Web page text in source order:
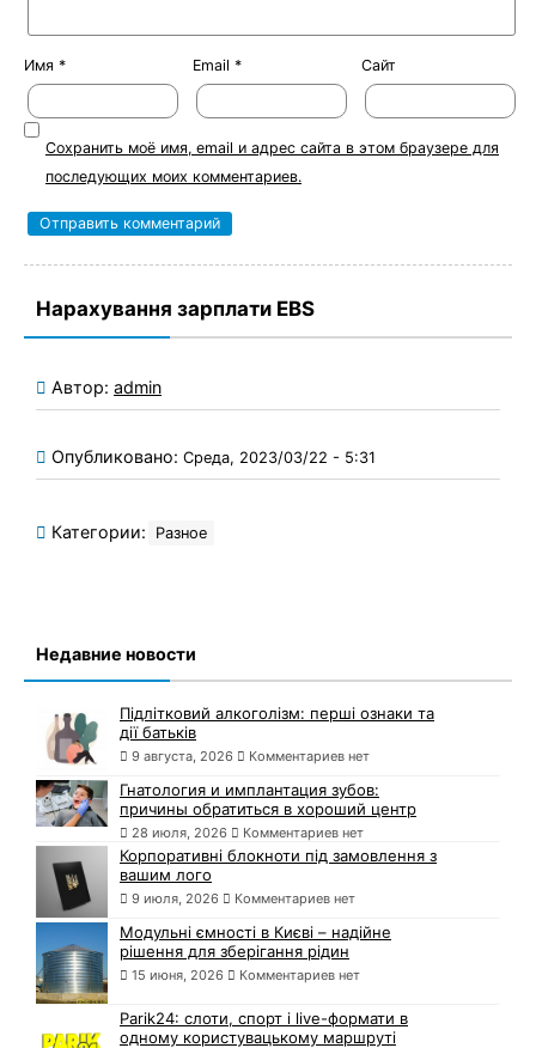
Имя * Email * Сайт
Сохранить моё имя, email и адрес сайта в этом браузере для
последующих моих комментариев.
Нарахування зарплати EBS
Автор: admin
Опубликовано: Среда, 2023/03/22 - 5:31
Категории: Разное
Недавние новости
Підлітковий алкоголізм: перші ознаки та
дії батьків
9 августа, 2026 Комментариев нет
Гнатология и имплантация зубов:
причины обратиться в хороший центр
28 июля, 2026 Комментариев нет
Корпоративні блокноти під замовлення з
вашим лого
9 июля, 2026 Комментариев нет
Модульні ємності в Києві – надійне
рішення для зберігання рідин
15 июня, 2026 Комментариев нет
Parik24: слоти, спорт і live-формати в
одному користувацькому маршруті